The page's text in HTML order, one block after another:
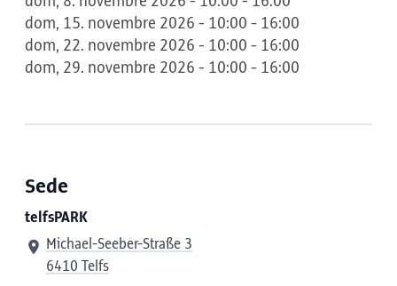
dom, 15. novembre 2026 - 10:00 - 16:00
dom, 22. novembre 2026 - 10:00 - 16:00
dom, 29. novembre 2026 - 10:00 - 16:00
Sede
telfsPARK
Michael-Seeber-Straße 3
6410 Telfs